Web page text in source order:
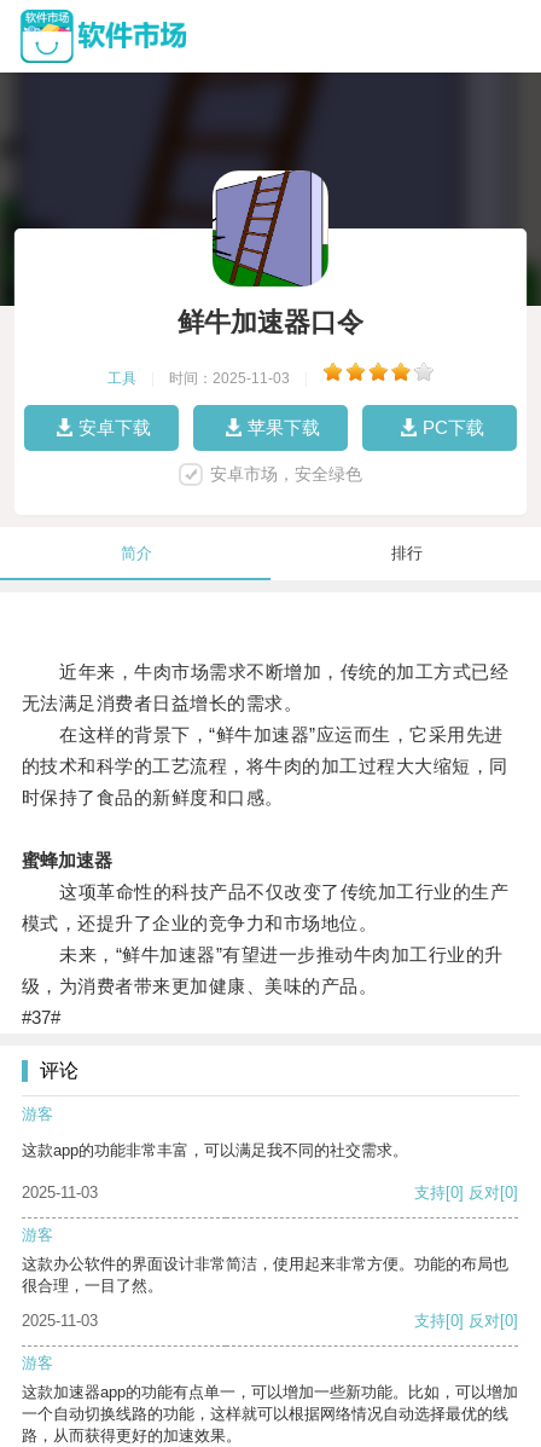
鲜牛加速器口令
工具 时间：2025-11-03
安卓下载 苹果下载 PC下载
安卓市场，安全绿色
简介 排行
近年来，牛肉市场需求不断增加，传统的加工方式已经
无法满足消费者日益增长的需求。
在这样的背景下，“鲜牛加速器”应运而生，它采用先进
的技术和科学的工艺流程，将牛肉的加工过程大大缩短，同
时保持了食品的新鲜度和口感。
蜜蜂加速器
这项革命性的科技产品不仅改变了传统加工行业的生产
模式，还提升了企业的竞争力和市场地位。
未来，“鲜牛加速器”有望进一步推动牛肉加工行业的升
级，为消费者带来更加健康、美味的产品。
#37#
评论
游客
这款app的功能非常丰富，可以满足我不同的社交需求。
2025-11-03 支持[0] 反对[0]
游客
这款办公软件的界面设计非常简洁，使用起来非常方便。功能的布局也
很合理，一目了然。
2025-11-03
支持[0] 反对[0]
游客
这款加速器app的功能有点单一，可以增加一些新功能。比如，可以增加
一个自动切换线路的功能，这样就可以根据网络情况自动选择最优的线
路，从而获得更好的加速效果。